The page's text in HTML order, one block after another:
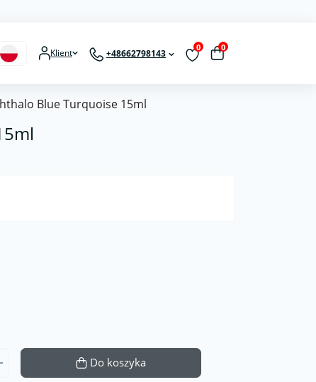
Klient +48662798143
0 0
Blue Turquoise 15ml
Do koszyka